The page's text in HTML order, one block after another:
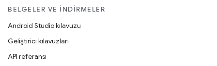
BELGELER VE İNDIRMELER
Android Studio kılavuzu
Geliştirici kılavuzları
API referansı